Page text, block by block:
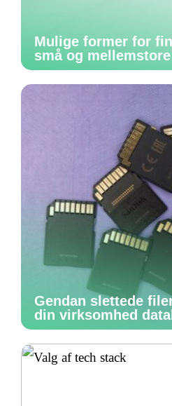
Mulige former for
små og
Gendan slettede
din virksomhed